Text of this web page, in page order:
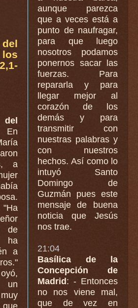
a
de
ha
a
un
aunque parezca
que a veces está a
punto de naufragar,
para que luego
nosotros podamos
ponernos sacar las
fuerzas. Para
repararla y para
llegar mejor al
corazón de los
demás y para
transmitir con
nuestras palabras y
con nuestros
hechos. Así como lo
intuyó Santo
Domingo de
Guzmán pues este
mensaje de buena
noticia que Jesús
nos trae.
21:04
Basílica de la
Concepción de
Madrid: - Entonces
no nos viene mal,
que de vez en